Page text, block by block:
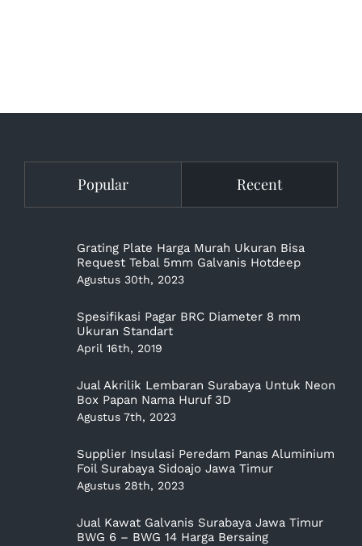
Popular Recent
Grating Plate Harga Murah Ukuran Bisa
Request Tebal 5mm Galvanis Hotdeep
Agustus 30th, 2023
Spesifikasi Pagar BRC Diameter 8 mm
Ukuran Standart
April 16th, 2019
Jual Akrilik Lembaran Surabaya Untuk Neon
Box Papan Nama Huruf 3D
Agustus 7th, 2023
Supplier Insulasi Peredam Panas Aluminium
Foil Surabaya Sidoajo Jawa Timur
Agustus 28th, 2023
Jual Kawat Galvanis Surabaya Jawa Timur
BWG 6 – BWG 14 Harga Bersaing